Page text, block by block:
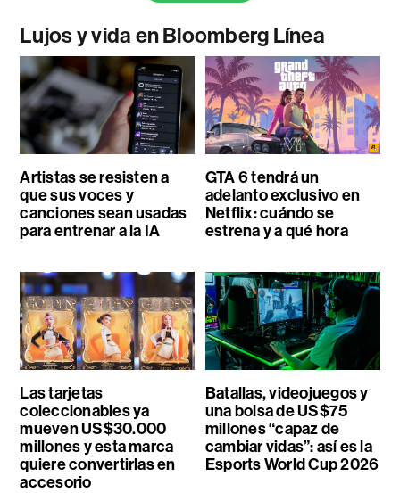
Lujos y vida en Bloomberg Línea
Artistas se resisten a
que sus voces y
canciones sean usadas
para entrenar a la IA
GTA 6 tendrá un
adelanto exclusivo en
Netflix: cuándo se
estrena y a qué hora
Las tarjetas
coleccionables ya
mueven US$30.000
millones y esta marca
quiere convertirlas en
accesorio
Batallas, videojuegos y
una bolsa de US$75
millones “capaz de
cambiar vidas”: así es la
Esports World Cup 2026